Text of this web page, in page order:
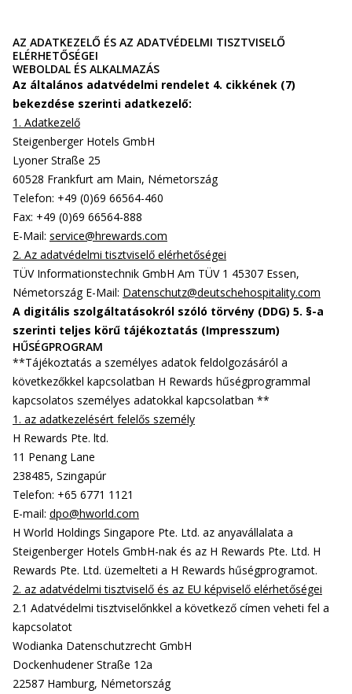
AZ ADATKEZELŐ ÉS AZ ADATVÉDELMI TISZTVISELŐ
ELÉRHETŐSÉGEI
WEBOLDAL ÉS ALKALMAZÁS
Az általános adatvédelmi rendelet 4. cikkének (7)
bekezdése szerinti adatkezelő:
1. Adatkezelő
Steigenberger Hotels GmbH
Lyoner Straße 25
60528 Frankfurt am Main, Németország
Telefon: +49 (0)69 66564-460
Fax: +49 (0)69 66564-888
E-Mail: service@hrewards.com
2. Az adatvédelmi tisztviselő elérhetőségei
TÜV Informationstechnik GmbH Am TÜV 1 45307 Essen,
Németország E-Mail: Datenschutz@deutschehospitality.com
A digitális szolgáltatásokról szóló törvény (DDG) 5. §-a
szerinti teljes körű tájékoztatás (Impresszum)
HŰSÉGPROGRAM
**Tájékoztatás a személyes adatok feldolgozásáról a
következőkkel kapcsolatban H Rewards hűségprogrammal
kapcsolatos személyes adatokkal kapcsolatban **
1. az adatkezelésért felelős személy
H Rewards Pte. ltd.
11 Penang Lane
238485, Szingapúr
Telefon: +65 6771 1121
E-mail: dpo@hworld.com
H World Holdings Singapore Pte. Ltd. az anyavállalata a
Steigenberger Hotels GmbH-nak és az H Rewards Pte. Ltd. H
Rewards Pte. Ltd. üzemelteti a H Rewards hűségprogramot.
2. az adatvédelmi tisztviselő és az EU képviselő elérhetőségei
2.1 Adatvédelmi tisztviselőnkkel a következő címen veheti fel a
kapcsolatot
Wodianka Datenschutzrecht GmbH
Dockenhudener Straße 12a
22587 Hamburg, Németország